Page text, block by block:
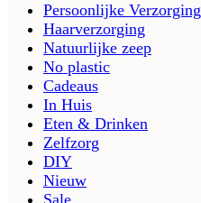
Persoonlijke Verzorging
Haarverzorging
Natuurlijke zeep
No plastic
Cadeaus
In Huis
Eten & Drinken
Zelfzorg
DIY
Nieuw